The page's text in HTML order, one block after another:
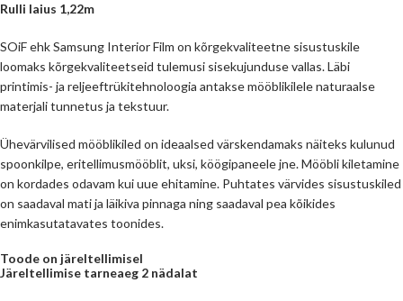
Rulli laius 1,22m
SOiF ehk Samsung Interior Film on kõrgekvaliteetne sisustuskile
loomaks kõrgekvaliteetseid tulemusi sisekujunduse vallas. Läbi
printimis- ja reljeeftrükitehnoloogia antakse mööblikilele naturaalse
materjali tunnetus ja tekstuur.
Ühevärvilised mööblikiled on ideaalsed värskendamaks näiteks kulunud
spoonkilpe, eritellimusmööblit, uksi, köögipaneele jne. Mööbli kiletamine
on kordades odavam kui uue ehitamine. Puhtates värvides sisustuskiled
on saadaval mati ja läikiva pinnaga ning saadaval pea kõikides
enimkasutatavates toonides.
Toode on järeltellimisel
Järeltellimise tarneaeg 2 nädalat